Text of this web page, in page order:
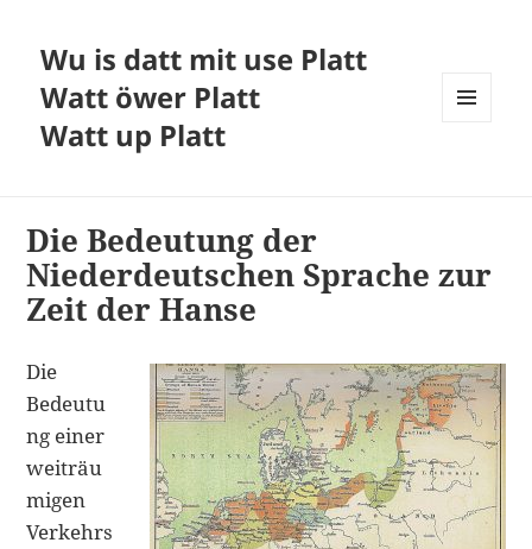
Wu is datt mit use Platt
Watt öwer Platt
Watt up Platt
Die Bedeutung der
Niederdeutschen Sprache zur
Zeit der Hanse
Die
Bedeutu
ng einer
weiträu
migen
Verkehrs